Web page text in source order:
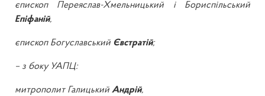
єпископ Переяслав-Хмельницький і Бориспільський
Епіфаній,
єпископ Богуславський Євстратій;
– з боку УАПЦ:
митрополит Галицький Андрій,